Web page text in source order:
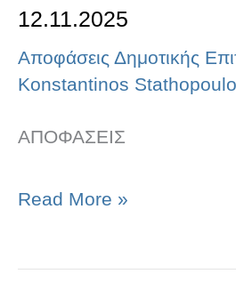
12.11.2025
Αποφάσεις Δημοτικής
Konstantinos
ΑΠΟΦΑΣΕΙΣ
Read More »